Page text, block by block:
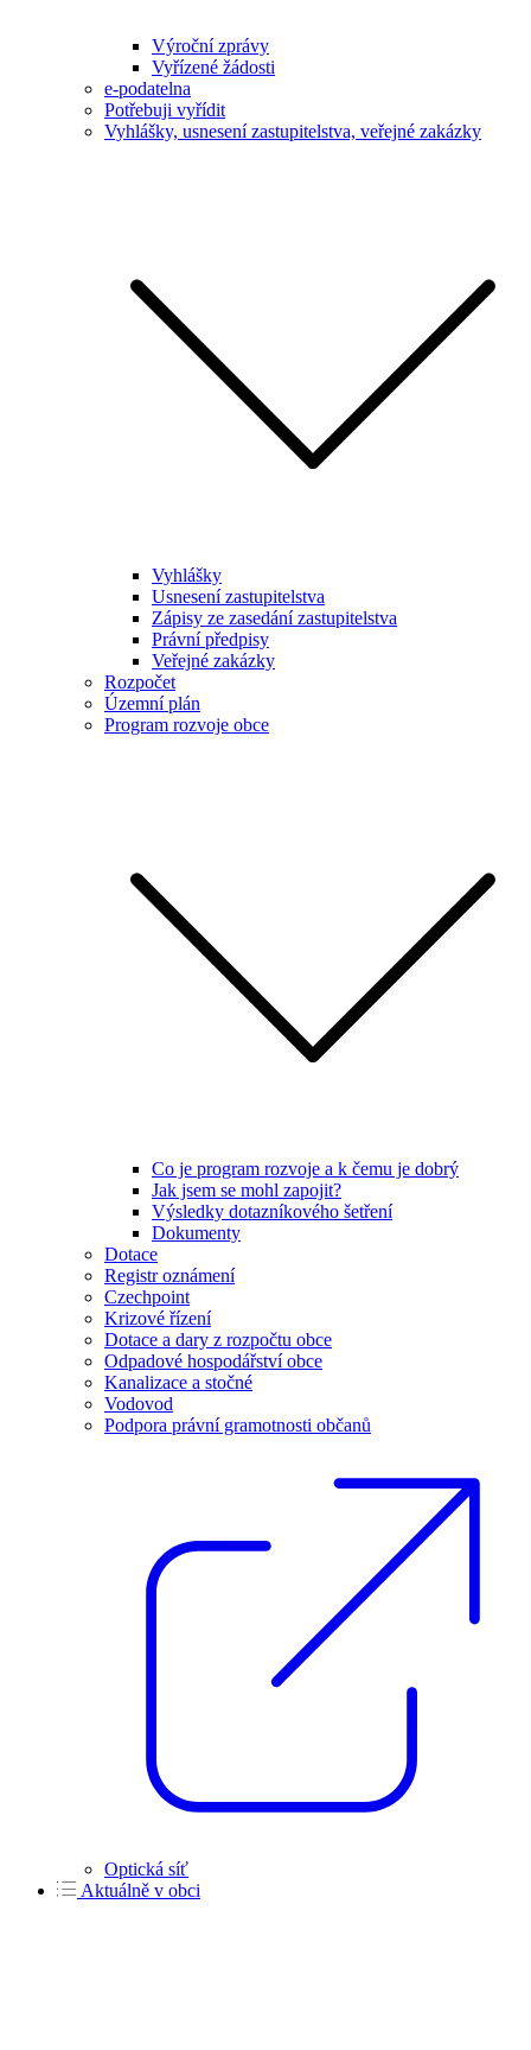
Výroční zprávy
Vyřízené žádosti
e-podatelna
Potřebuji vyřídit
Vyhlášky, usnesení zastupitelstva, veřejné zakázky
Vyhlášky
Usnesení zastupitelstva
Zápisy ze zasedání zastupitelstva
Právní předpisy
Veřejné zakázky
Rozpočet
Územní plán
Program rozvoje obce
Co je program rozvoje a k čemu je dobrý
Jak jsem se mohl zapojit?
Výsledky dotazníkového šetření
Dokumenty
Dotace
Registr oznámení
Czechpoint
Krizové řízení
Dotace a dary z rozpočtu obce
Odpadové hospodářství obce
Kanalizace a stočné
Vodovod
Podpora právní gramotnosti občanů
Optická síť
Aktuálně v obci